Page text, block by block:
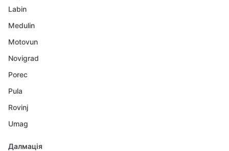
Labin
Medulin
Motovun
Novigrad
Porec
Pula
Rovinj
Umag
Далмація